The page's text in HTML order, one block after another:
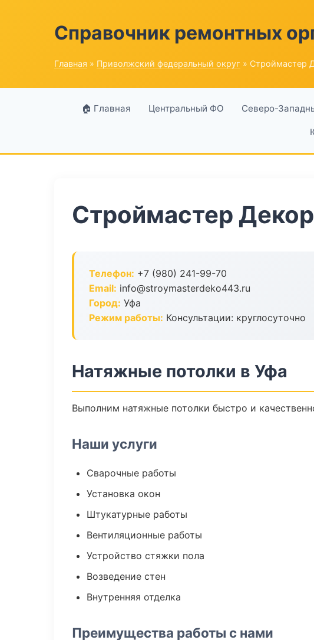
Справочник ремонтных
Главная » Приволжский федеральный округ » Строймастер
🏠 Главная Центральный ФО Северо-
Строймастер
Телефон: +7 (980) 241-99-70
Email: info@stroymasterdeko443.ru
Город: Уфа
Режим работы: Консультации: круглосуточно
Натяжные потолки в Уфа
Выполним натяжные потолки быстро и
Наши услуги
Сварочные работы
Установка окон
Штукатурные работы
Вентиляционные работы
Устройство стяжки пола
Возведение стен
Внутренняя отделка
Преимущества работы с нами